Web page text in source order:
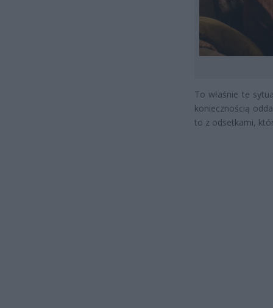
To właśnie te
koniecznością
to z odsetkami,